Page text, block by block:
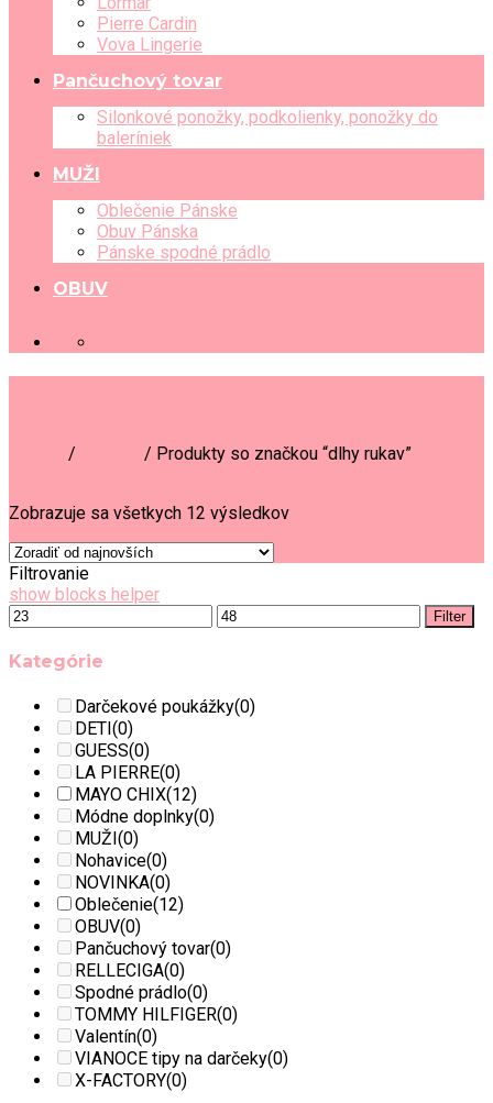
Pierre Cardin
Vova Lingerie
Pančuchový tovar
Silonkové ponožky, podkolienky, ponožky do
baleríniek
MUŽI
Oblečenie Pánske
Obuv Pánska
Pánske spodné prádlo
OBUV
/ / Produkty so značkou “dlhy rukav”
Zobrazuje sa všetkych 12 výsledkov
Filtrovanie
show blocks helper
Filter
Kategórie
Darčekové poukážky(0)
DETI (0)
GUESS(0)
LA PIERRE(0)
MAYO CHIX(12)
Módne doplnky(0)
MUŽI (0)
Nohavice(0)
NOVINKA(0)
Oblečenie(12)
OBUV(0)
Pančuchový tovar(0)
RELLECIGA(0)
Spodné prádlo(0)
TOMMY HILFIGER(0)
Valentín(0)
VIANOCE tipy na darčeky(0)
X-FACTORY(0)